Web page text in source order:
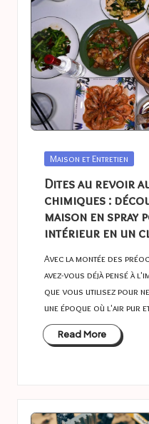
Posted
Maison et Entretien
Dites au revoir
chimiques :
maison en
intérieur en un
Avec la montée des
avez-vous déjà pensé à
que vous utilisez pour
une époque où l'air pur
Read More